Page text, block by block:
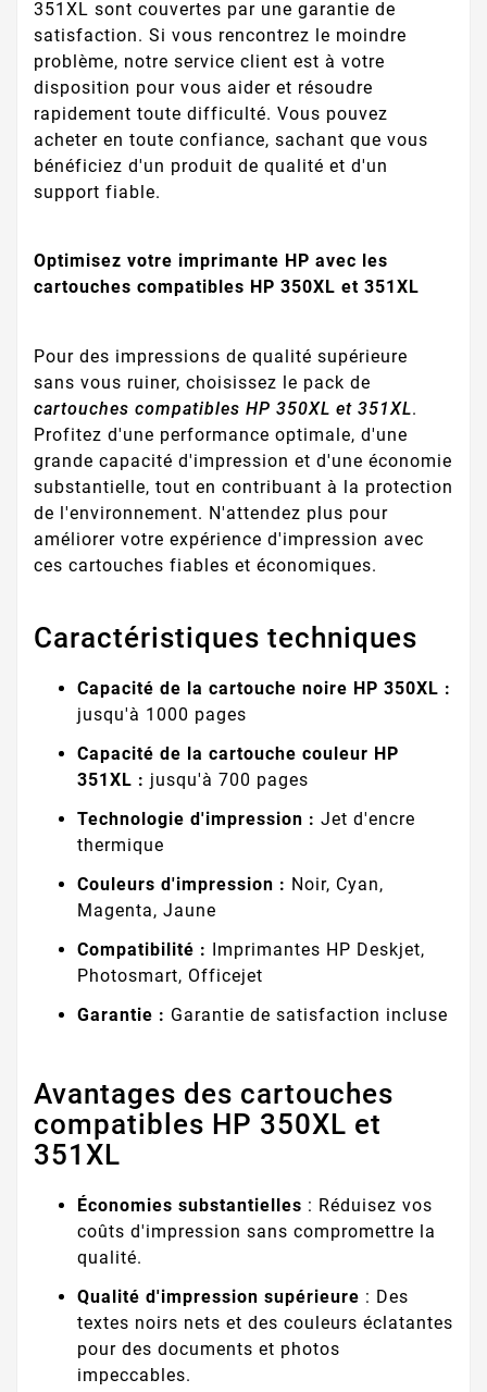
351XL sont couvertes par une garantie de
satisfaction. Si vous rencontrez le moindre
problème, notre service client est à votre
disposition pour vous aider et résoudre
rapidement toute difficulté. Vous pouvez
acheter en toute confiance, sachant que vous
bénéficiez d'un produit de qualité et d'un
support fiable.
Optimisez votre imprimante HP avec les
cartouches compatibles HP 350XL et 351XL
Pour des impressions de qualité supérieure
sans vous ruiner, choisissez le pack de
cartouches compatibles HP 350XL et 351XL.
Profitez d'une performance optimale, d'une
grande capacité d'impression et d'une économie
substantielle, tout en contribuant à la protection
de l'environnement. N'attendez plus pour
améliorer votre expérience d'impression avec
ces cartouches fiables et économiques.
Caractéristiques techniques
Capacité de la cartouche noire HP 350XL :
jusqu'à 1000 pages
Capacité de la cartouche couleur HP
351XL : jusqu'à 700 pages
Technologie d'impression : Jet d'encre
thermique
Couleurs d'impression : Noir, Cyan,
Magenta, Jaune
Compatibilité : Imprimantes HP Deskjet,
Photosmart, Officejet
Garantie : Garantie de satisfaction incluse
Avantages des cartouches
compatibles HP 350XL et
351XL
Économies substantielles : Réduisez vos
coûts d'impression sans compromettre la
qualité.
Qualité d'impression supérieure : Des
textes noirs nets et des couleurs éclatantes
pour des documents et photos
impeccables.